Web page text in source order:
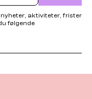
aktiviteter, frister
følgende